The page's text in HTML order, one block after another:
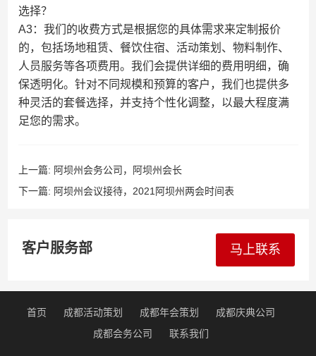
选择？
A3：我们的收费方式是根据您的具体需求来定制报价
的，包括场地租赁、餐饮住宿、活动策划、物料制作、
人员服务等各项费用。我们会提供详细的费用明细，确
保透明化。针对不同规模和预算的客户，我们也提供多
种灵活的套餐选择，并支持个性化调整，以最大程度满
足您的需求。
上一篇: 阿坝州会务公司，阿坝州会长
下一篇: 阿坝州会议接待，2021阿坝州两会时间表
客户服务部 马上联系
首页 成都活动策划 成都年会策划
成都庆典公司
成都会务公司
联系我们